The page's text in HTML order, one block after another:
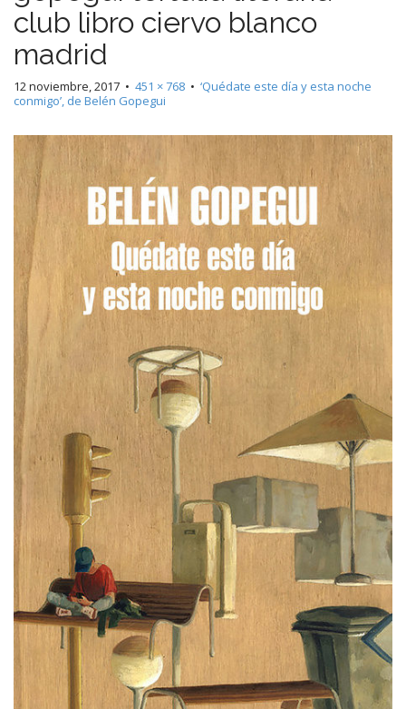
club libro ciervo blanco
madrid
12 noviembre, 2017 • 451 × 768 • ‘Quédate este día y esta noche
conmigo’, de Belén Gopegui